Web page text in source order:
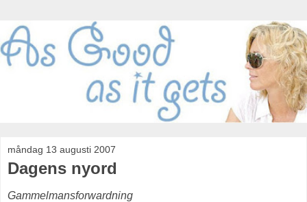
måndag 13 augusti 2007
Dagens nyord
Gammelmansforwardning